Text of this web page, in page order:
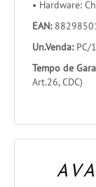
• Hardware:
EAN:
Un.Venda: PC/1
Tempo de
Art.26, CDC)